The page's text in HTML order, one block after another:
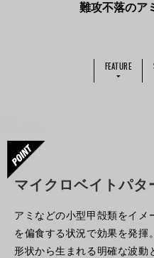
難攻不落のア
FEATURE
マイクロベイトパ
アミなどの小型甲殻類をイメ
を偏食する状況で効果を発揮
形状から生まれる明確な波動